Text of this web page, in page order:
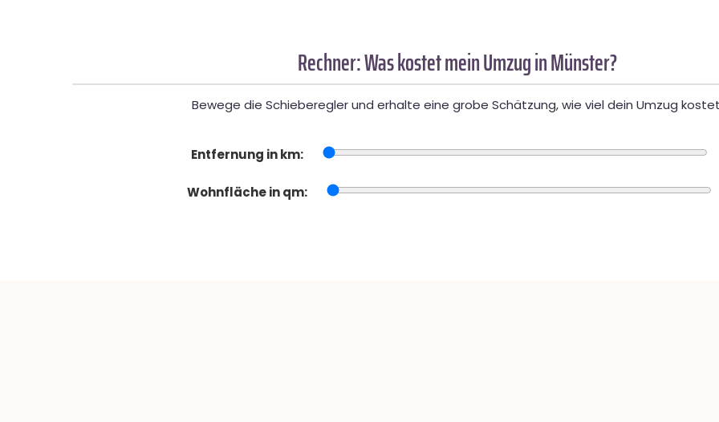
Rechner: Was kostet mein Umzug in Münster?
Bewege die Schieberegler und erhalte eine grobe Schätzung, wie viel dein Umzug
Entfernung in km:
Wohnfläche in qm: